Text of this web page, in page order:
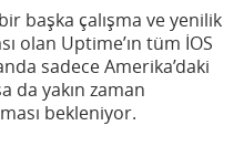
başka çalışma ve yenilik
olan Uptime’ın tüm İOS
sadece Amerika’daki
da yakın zaman
bekleniyor.